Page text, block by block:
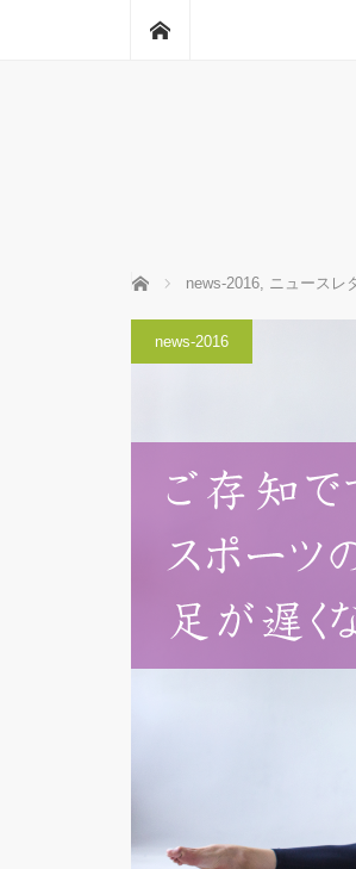
ホーム news-2016, ニュースレ
news-2016